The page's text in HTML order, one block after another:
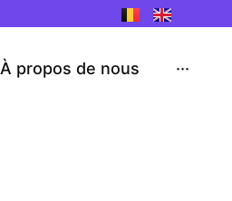
À propos de nous ···